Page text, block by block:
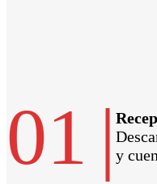
01 |y